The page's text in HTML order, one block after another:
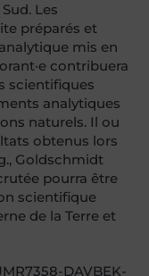
Les
préparés et
mis en
contribuera
scientifiques
analytiques
naturels. Il ou
obtenus lors
Goldschmidt
pourra être
scientifique
de la Terre et
DAVBEK-